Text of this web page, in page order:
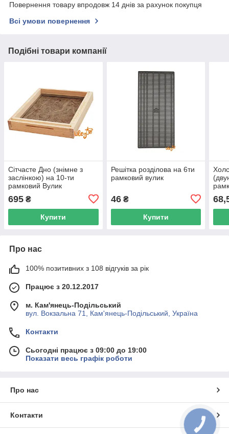
Повернення товару впродовж 14 днів за рахунок покупця
Всі умови повернення
Подібні товари компанії
Сітчасте Дно (знімне з
заслінкою) на 10-ти
рамковий Вулик
695 ₴
Купити
Решітка розділова на 6ти
рамковий вулик
46₴
Купити
Про нас
100% позитивних з 108 відгуків за рік
Працює з 20.12.2017
м. Кам'янець-Подільський
вул. Вокзальна 71, Кам'янець-Подільський, Україна
Контакти
Сьогодні працює з 09:00 до 19:00
Показати весь графік роботи
Про нас
Контакти
КНОПКА
ЗВ'ЯЗКУ